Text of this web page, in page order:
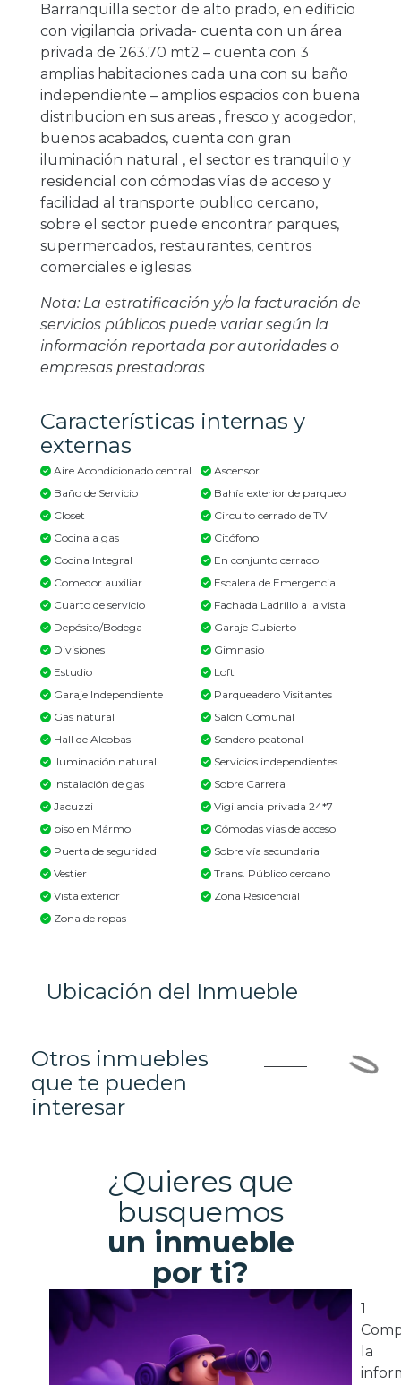
Barranquilla sector de alto prado, en edificio
con vigilancia privada- cuenta con un área
privada de 263.70 mt2 – cuenta con 3
amplias habitaciones cada una con su baño
independiente – amplios espacios con buena
distribucion en sus areas , fresco y acogedor,
buenos acabados, cuenta con gran
iluminación natural , el sector es tranquilo y
residencial con cómodas vías de acceso y
facilidad al transporte publico cercano,
sobre el sector puede encontrar parques,
supermercados, restaurantes, centros
comerciales e iglesias.
Nota: La estratificación y/o la facturación de
servicios públicos puede variar según la
información reportada por autoridades o
empresas prestadoras
Características internas y
externas
Aire Acondicionado central
Baño de Servicio
Closet
Cocina a gas
Cocina Integral
Comedor auxiliar
Cuarto de servicio
Depósito/Bodega
Divisiones
Estudio
Garaje Independiente
Gas natural
Hall de Alcobas
Iluminación natural
Instalación de gas
Jacuzzi
piso en Mármol
Puerta de seguridad
Vestier
Vista exterior
Zona de ropas
Ascensor
Bahía exterior de parqueo
Circuito cerrado de TV
Citófono
En conjunto cerrado
Escalera de Emergencia
Fachada Ladrillo a la vista
Garaje Cubierto
Gimnasio
Loft
Parqueadero Visitantes
Salón Comunal
Sendero peatonal
Servicios independientes
Sobre Carrera
Vigilancia privada 24*7
Cómodas vias de acceso
Sobre vía secundaria
Trans. Público cercano
Zona Residencial
Ubicación del Inmueble
Otros inmuebles
que te pueden
interesar
¿Quieres que
busquemos
un inmueble
por ti?
1
la